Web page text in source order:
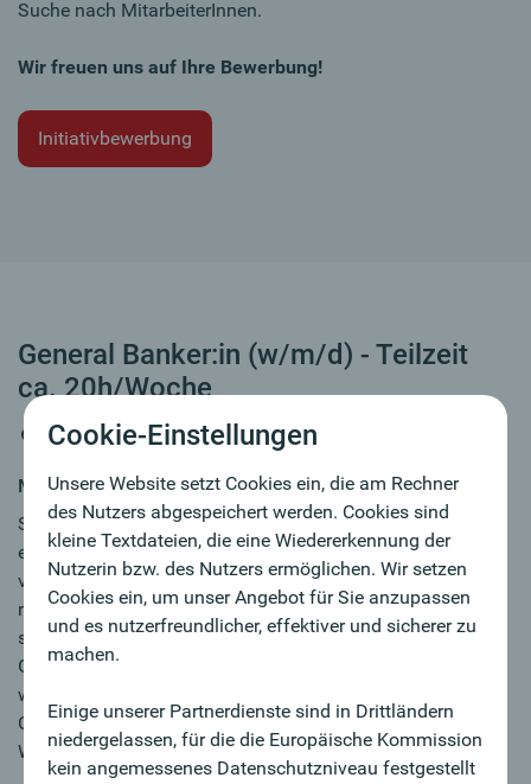
Suche nach MitarbeiterInnen.
Wir freuen uns auf Ihre Bewerbung!
Initiativbewerbung
General Banker:in (w/m/d) - Teilzeit
ca. 20h/Woche
Wien - Donauspital
MY JOB
Sie haben Bankerfahrung und wollen in einem
erfolgreichen, regionalen und unabhängigen Unternehmen
vorankommen? Es ist Zeit für was Neues? Sie suchen eine
neue Herausforderung? Unabhängig von Ihrem Werdegang
starten Sie als General Banker:in und erhalten einen 360
Grad-Blick auf unsere Produkte. Danach entscheiden Sie in
welchem Bereich Sie sich vertiefen wollen: General-,
Corporate oder Private Banking oder doch in die Führung?
Wir arbeiten gemeinsam an Ihrer Entwicklung!
Cookie-Einstellungen
Unsere Website setzt Cookies ein, die am Rechner
des Nutzers abgespeichert werden. Cookies sind
kleine Textdateien, die eine Wiedererkennung der
Nutzerin bzw. des Nutzers ermöglichen. Wir setzen
Cookies ein, um unser Angebot für Sie anzupassen
und es nutzerfreundlicher, effektiver und sicherer zu
machen.
Einige unserer Partnerdienste sind in Drittländern
niedergelassen, für die die Europäische Kommission
kein angemessenes Datenschutzniveau festgestellt